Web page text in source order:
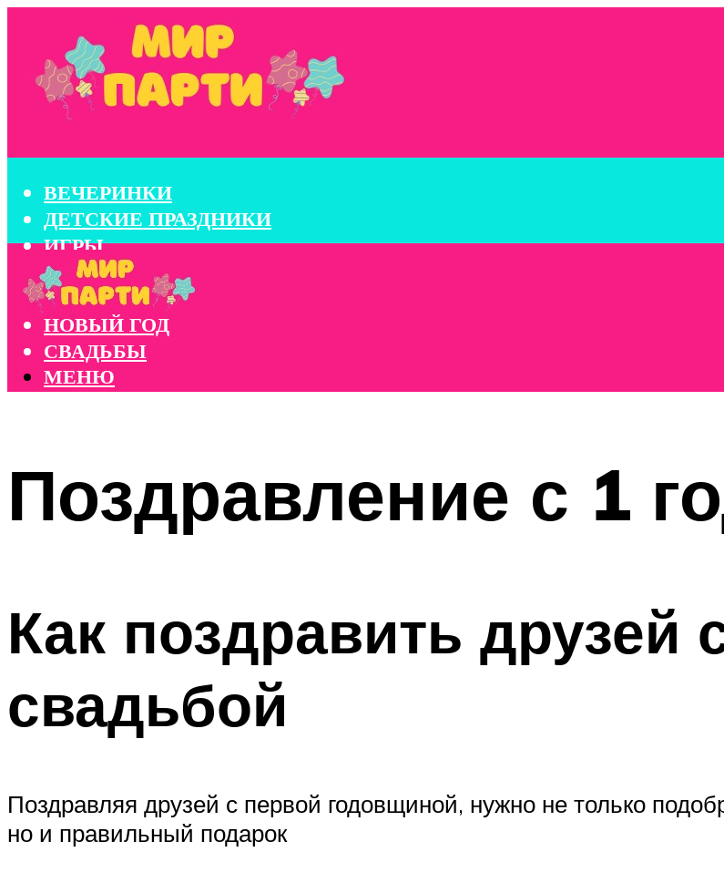
ВЕЧЕРИНКИ
ДЕТСКИЕ ПРАЗДНИКИ
ИГРЫ
КОНКУРСЫ
КОРПОРАТИВЫ
НОВЫЙ ГОД
СВАДЬБЫ
МЕНЮ
Поздравление с 1
Как поздравить друзей
свадьбой
Поздравляя друзей с первой годовщиной, нужно не только
но и правильный подарок